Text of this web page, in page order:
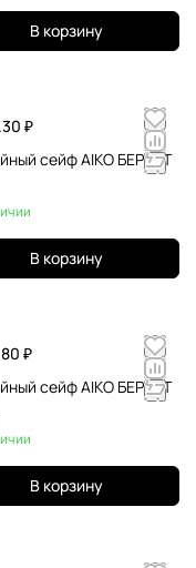
В корзину
₽
сейф AIKO БЕРКУТ
В корзину
₽
сейф AIKO БЕРКУТ
В корзину